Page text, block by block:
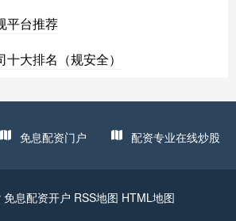
平台推荐
大排名（规安全）
免息配资门户 配资专业在线炒股
免息配资开户 RSS地图 HTML地图